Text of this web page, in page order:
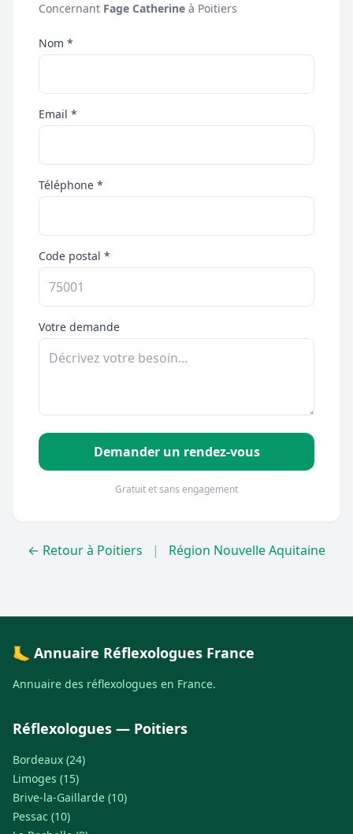
Concernant Fage Catherine à Poitiers
Nom *
Email *
Téléphone *
Code postal *
Votre demande
Demander un rendez-vous
Gratuit et sans engagement
← Retour à Poitiers | Région Nouvelle Aquitaine
🦶 Annuaire Réflexologues France
Annuaire des réflexologues en France.
Réflexologues — Poitiers
Bordeaux (24)
Limoges (15)
Brive-la-Gaillarde (10)
Pessac (10)